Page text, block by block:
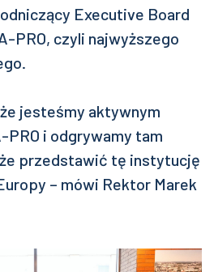
Executive Board
PRO, czyli najwyższego
jesteśmy aktywnym
PRO i odgrywamy tam
przedstawić tę instytucję
– mówi Rektor Marek